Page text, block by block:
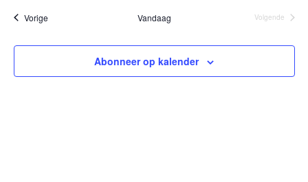
VorigeEvenementen Vandaag
Volgende
Abonneer op kalender